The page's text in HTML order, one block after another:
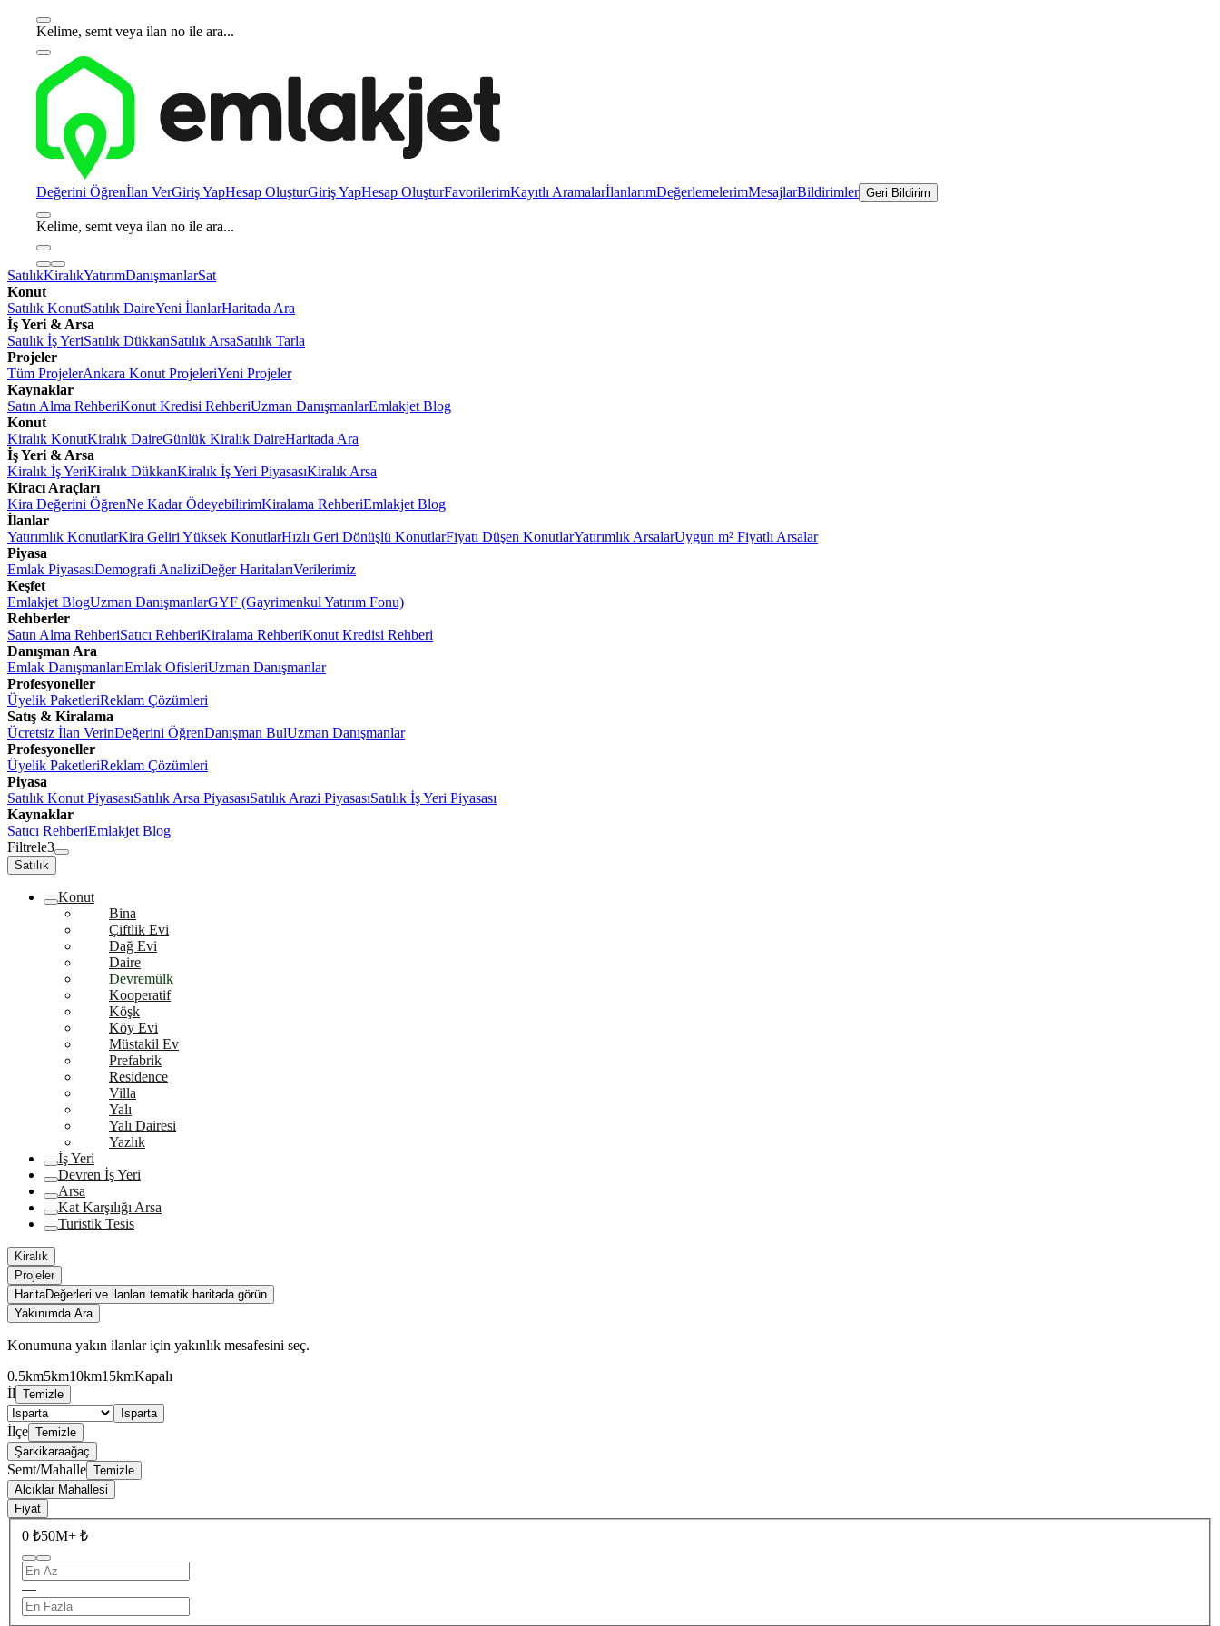
Kelime, semt veya ilan no ile ara...
Değerini Öğrenİlan VerGiriş YapHesap OluşturGiriş YapHesap OluşturFavorilerimKayıtlı AramalarİlanlarımDeğerlemelerimMesajlarBildirimler Geri Bildirim
Kelime, semt veya ilan no ile ara...
SatılıkKiralıkYatırımDanışmanlarSat
Konut
Satılık KonutSatılık DaireYeni İlanlarHaritada Ara
İş Yeri & Arsa
Satılık İş YeriSatılık DükkanSatılık ArsaSatılık Tarla
Projeler
Tüm ProjelerAnkara Konut ProjeleriYeni Projeler
Kaynaklar
Satın Alma RehberiKonut Kredisi RehberiUzman DanışmanlarEmlakjet Blog
Konut
Kiralık KonutKiralık DaireGünlük Kiralık DaireHaritada Ara
İş Yeri & Arsa
Kiralık İş YeriKiralık DükkanKiralık İş Yeri PiyasasıKiralık Arsa
Kiracı Araçları
Kira Değerini ÖğrenNe Kadar ÖdeyebilirimKiralama RehberiEmlakjet Blog
İlanlar
Yatırımlık KonutlarKira Geliri Yüksek KonutlarHızlı Geri Dönüşlü KonutlarFiyatı Düşen KonutlarYatırımlık ArsalarUygun m² Fiyatlı Arsalar
Piyasa
Emlak PiyasasıDemografi AnaliziDeğer HaritalarıVerilerimiz
Keşfet
Emlakjet BlogUzman DanışmanlarGYF (Gayrimenkul Yatırım Fonu)
Rehberler
Satın Alma RehberiSatıcı RehberiKiralama RehberiKonut Kredisi Rehberi
Danışman Ara
Emlak DanışmanlarıEmlak OfisleriUzman Danışmanlar
Profesyoneller
Üyelik PaketleriReklam Çözümleri
Satış & Kiralama
Ücretsiz İlan VerinDeğerini ÖğrenDanışman BulUzman Danışmanlar
Profesyoneller
Üyelik PaketleriReklam Çözümleri
Piyasa
Satılık Konut PiyasasıSatılık Arsa PiyasasıSatılık Arazi PiyasasıSatılık İş Yeri Piyasası
Kaynaklar
Satıcı RehberiEmlakjet Blog
Filtrele3
Satılık
Konut
Bina
Çiftlik Evi
Dağ Evi
Daire
Devremülk
Kooperatif
Köşk
Köy Evi
Müstakil Ev
Prefabrik
Residence
Villa
Yalı
Yalı Dairesi
Yazlık
İş Yeri
Devren İş Yeri
Arsa
Kat Karşılığı Arsa
Turistik Tesis
Kiralık
Projeler
HaritaDeğerleri ve ilanları tematik haritada görün
Yakınımda Ara
Konumuna yakın ilanlar için yakınlık mesafesini seç.
0.5km5km10km15kmKapalı
İl Temizle
Isparta
İlçe Temizle
Şarkikaraağaç
Semt/Mahalle Temizle
Alcıklar Mahallesi
Fiyat
0 ₺50M+ ₺
—